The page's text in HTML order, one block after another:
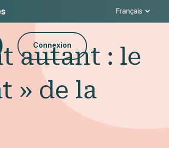
Connexion
autant : le
» de la